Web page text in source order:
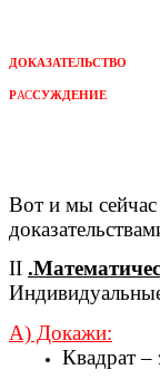
ДОКАЗАТЕЛЬСТВО
РАССУЖДЕНИЕ
Вот и мы
II
А) Докажи:
Квадрат –